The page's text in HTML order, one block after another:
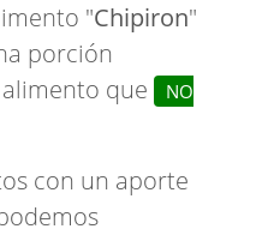
"Chipiron"
porción
que
NO
con un aporte